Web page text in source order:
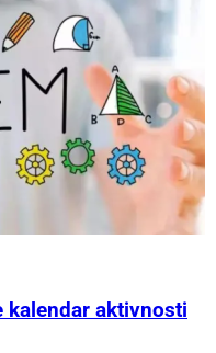
kalendar aktivnosti